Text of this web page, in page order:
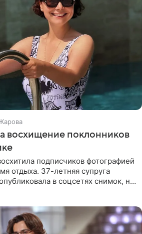
восхищение поклонников
подписчиков фотографией
отдыха. 37-летняя супруга
в соцсетях снимок, на